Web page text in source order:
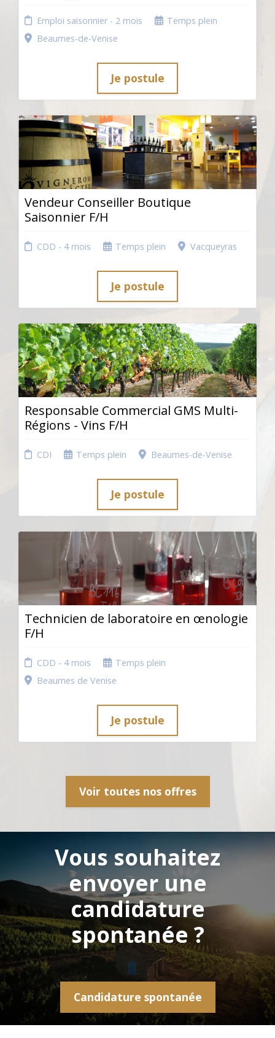
Emploi saisonnier - 2 mois
Temps plein
Beaumes-de-Venise
Je postule
Vendeur Conseiller Boutique
Saisonnier F/H
CDD - 4 mois Temps plein Vacqueyras
Je postule
Responsable Commercial GMS Multi-
Régions - Vins F/H
CDI Temps plein Beaumes-de-Venise
Je postule
Technicien de laboratoire en œnologie
F/H
CDD - 4 mois
Temps plein
Beaumes de Venise
Je postule
Voir toutes nos offres
Vous souhaitez
envoyer une
candidature
spontanée ?
Candidature spontanée